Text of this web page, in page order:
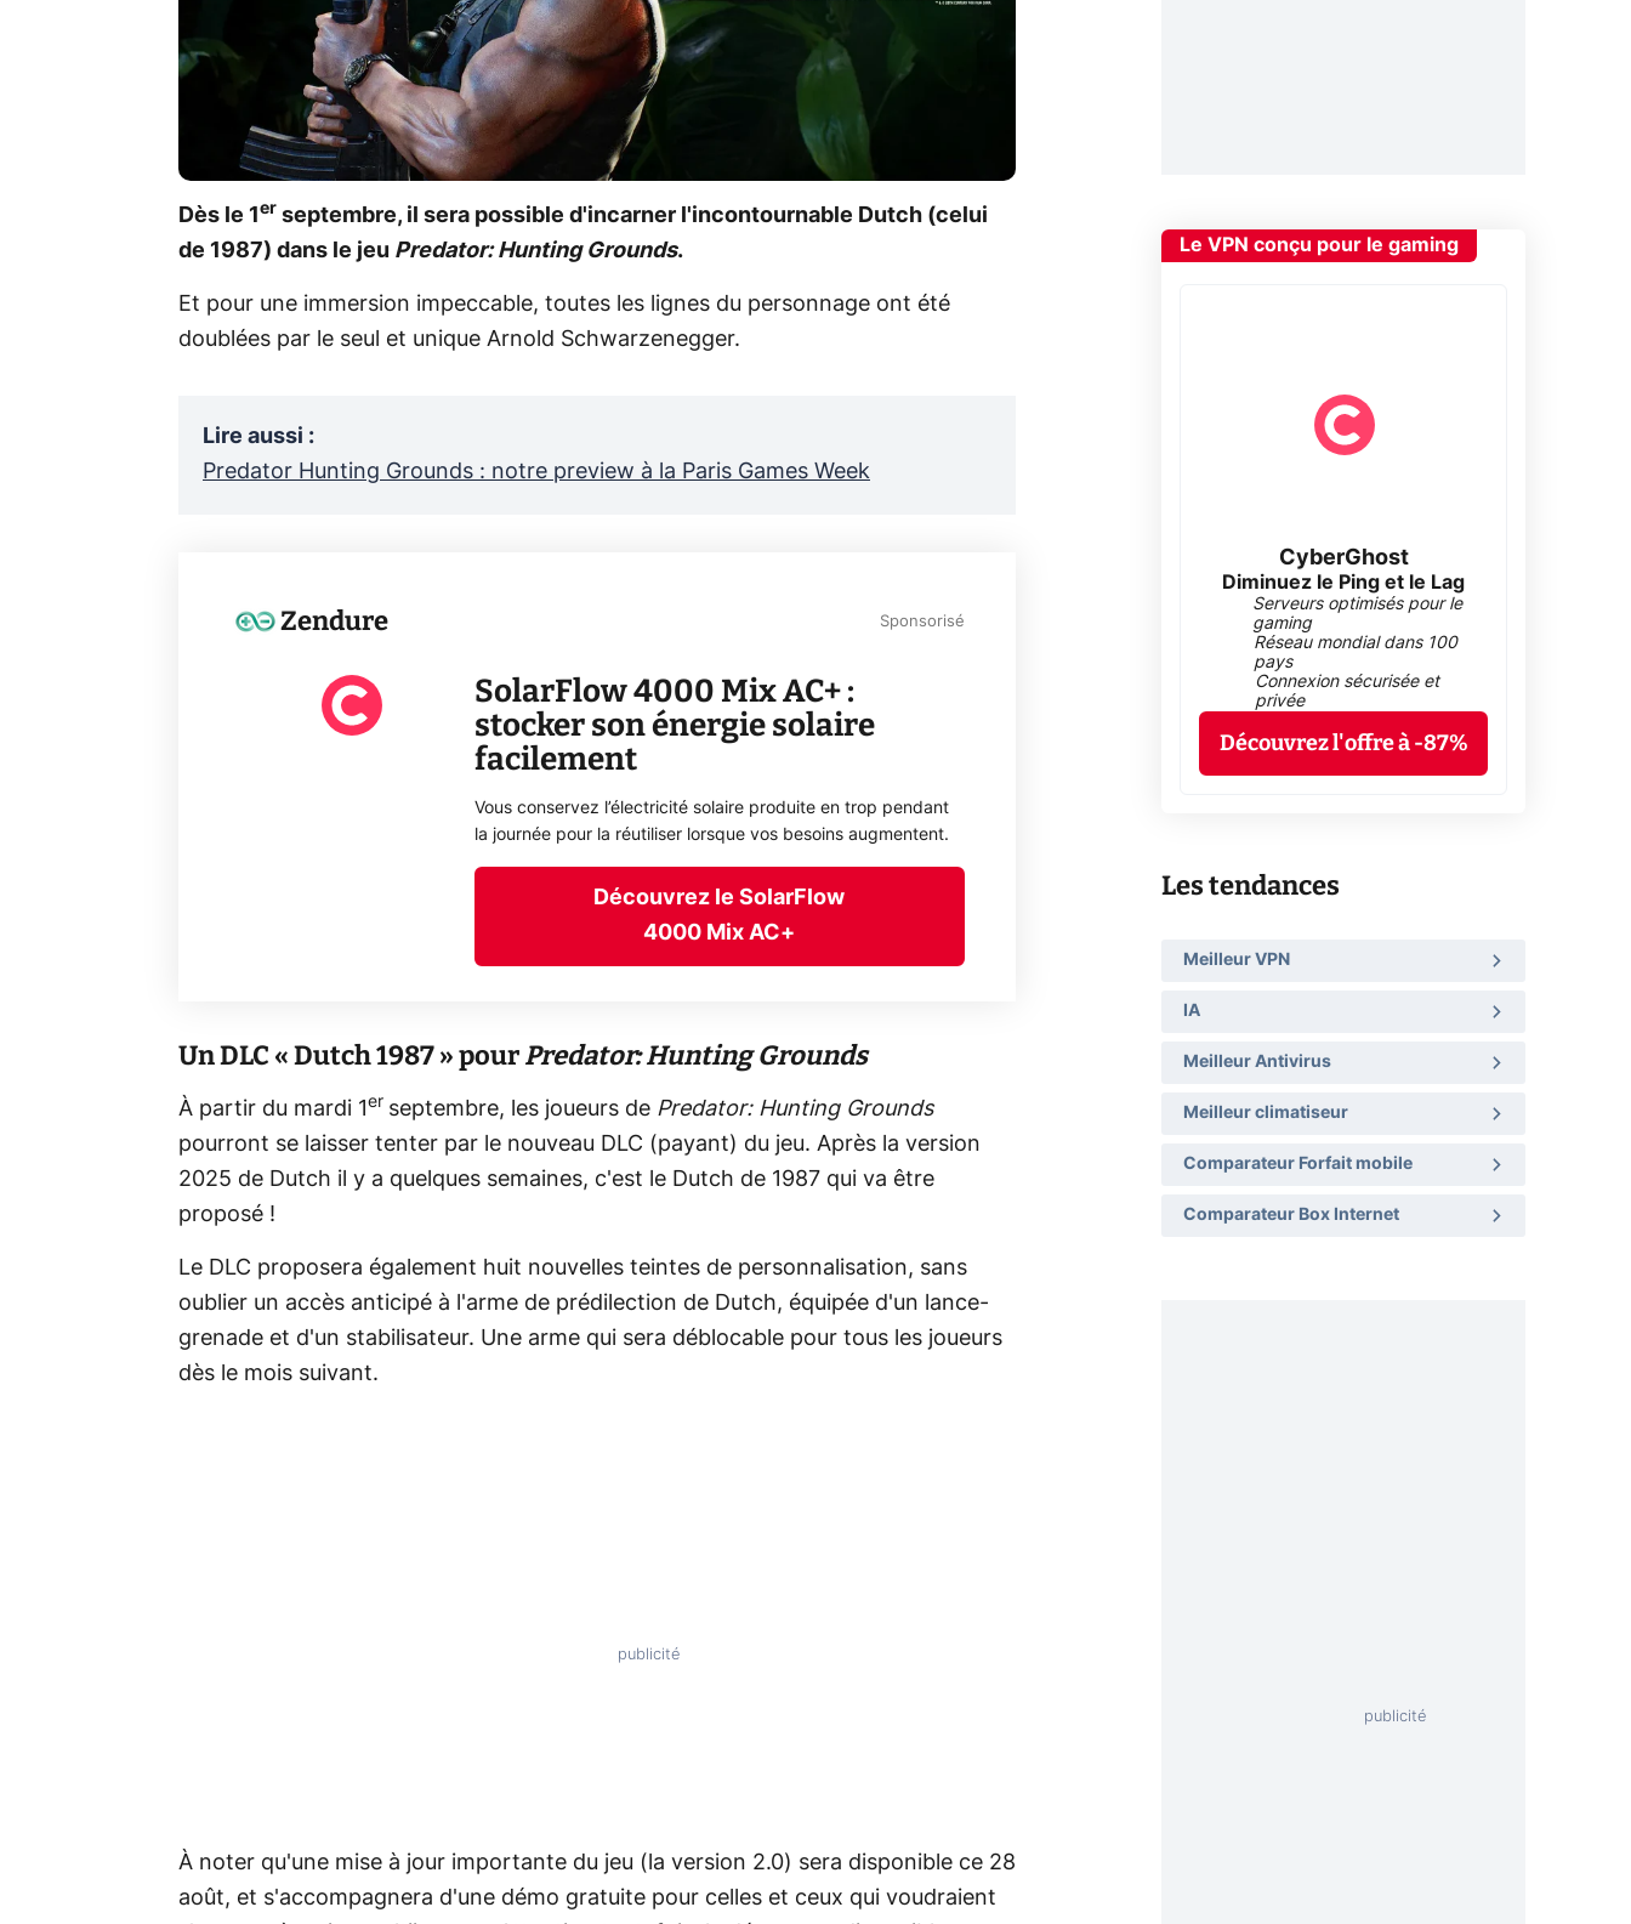
Dès le 1 er septembre, il sera possible d'incarner l'incontournable Dutch (celui
de 1987) dans le jeu Predator: Hunting Grounds.
Et pour une immersion impeccable, toutes les lignes du personnage ont été
doublées par le seul et unique Arnold Schwarzenegger.
Lire aussi :
Predator Hunting Grounds : notre preview à la Paris Games Week
Zendure Sponsorisé
SolarFlow 4000 Mix AC+ :
stocker son énergie solaire
facilement
Vous conservez l’électricité solaire produite en trop pendant
la journée pour la réutiliser lorsque vos besoins augmentent.
Découvrez le SolarFlow
4000 Mix AC+
Un DLC « Dutch 1987 » pourPredator: Hunting Grounds
À partir du mardi 1 er septembre, les joueurs de Predator: Hunting Grounds
pourront se laisser tenter par le nouveau DLC (payant) du jeu. Après la version
2025 de Dutch il y a quelques semaines, c'est le Dutch de 1987 qui va être
proposé !
Le DLC proposera également huit nouvelles teintes de personnalisation, sans
oublier un accès anticipé à l'arme de prédilection de Dutch, équipée d'un lance-
grenade et d'un stabilisateur. Une arme qui sera déblocable pour tous les joueurs
dès le mois suivant.
À noter qu'une mise à jour importante du jeu (la version 2.0) sera disponible ce 28
août, et s'accompagnera d'une démo gratuite pour celles et ceux qui voudraient
Le VPN conçu pour le gaming
CyberGhost
Diminuez le Ping et le Lag
Serveurs optimisés pour le
gaming
Réseau mondial dans 100
pays
Connexion sécurisée et
privée
Découvrez l'offre à -87%
Les tendances
Meilleur VPN
IA
Meilleur Antivirus
Meilleur climatiseur
Comparateur Forfait mobile
Comparateur Box Internet